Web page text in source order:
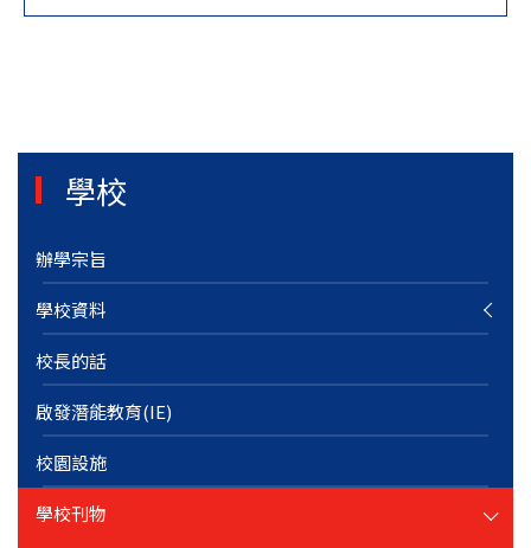
學校
辦學宗旨
學校資料
校長的話
啟發潛能教育(IE)
校園設施
學校刊物